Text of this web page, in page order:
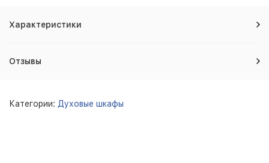
Характеристики
Отзывы
Категории: Духовые шкафы